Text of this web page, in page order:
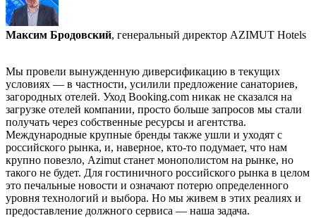
Максим Бродовский, генеральный директор AZIMUT Hotels
Мы провели вынужденную диверсификацию в текущих
условиях — в частности, усилили предложение санаториев,
загородных отелей. Уход Booking.com никак не сказался на
загрузке отелей компании, просто больше запросов мы стали
получать через собственные ресурсы и агентства.
Международные крупные бренды также ушли и уходят с
российского рынка, и, наверное, кто-то подумает, что нам
крупно повезло, Azimut станет монополистом на рынке, но
такого не будет. Для гостиничного российского рынка в целом
это печальные новости и означают потерю определенного
уровня технологий и выбора. Но мы живем в этих реалиях и
предоставление должного сервиса — наша задача.